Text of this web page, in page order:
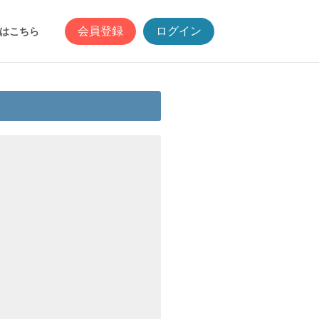
こちら 会員登録 ログイン